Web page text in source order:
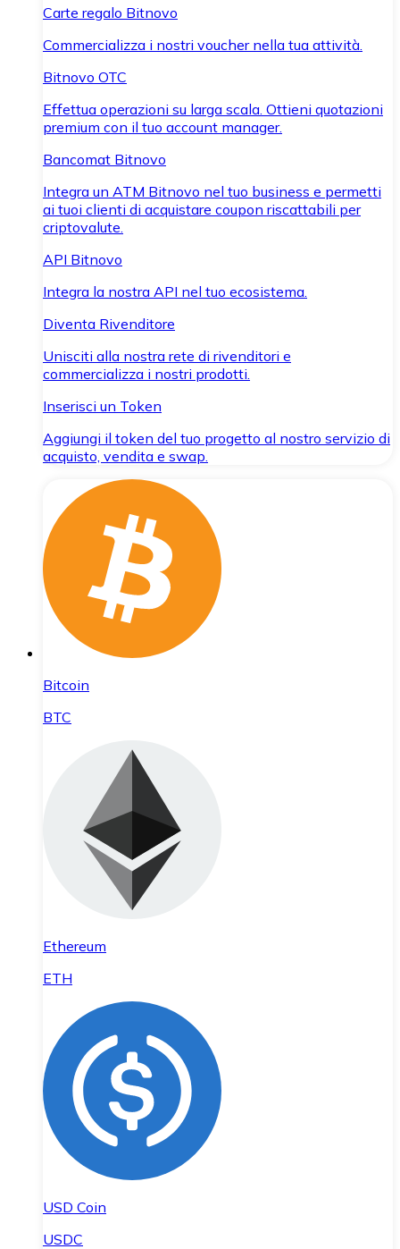
Carte regalo Bitnovo
Commercializza i nostri voucher nella tua attività.
Bitnovo OTC
Effettua operazioni su larga scala. Ottieni quotazioni
premium con il tuo account manager.
Bancomat Bitnovo
Integra un ATM Bitnovo nel tuo business e permetti
ai tuoi clienti di acquistare coupon riscattabili per
criptovalute.
API Bitnovo
Integra la nostra API nel tuo ecosistema.
Diventa Rivenditore
Unisciti alla nostra rete di rivenditori e
commercializza i nostri prodotti.
Inserisci un Token
Aggiungi il token del tuo progetto al nostro servizio di
acquisto, vendita e swap.
Bitcoin
BTC
Ethereum
ETH
USD Coin
USDC